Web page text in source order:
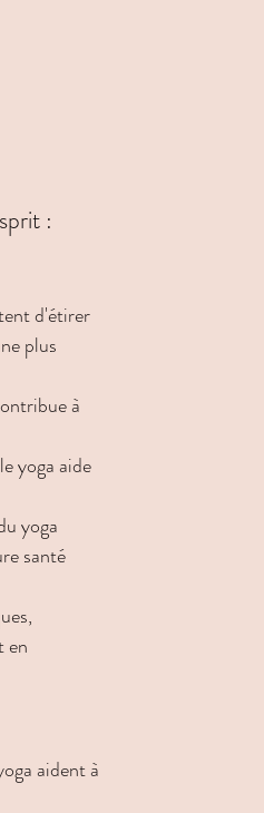
:
d'étirer
plus
à
yoga aide
yoga
santé
en
aident à